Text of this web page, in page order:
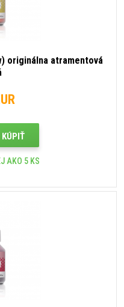
originálna atramentová
KÚPIŤ
AKO 5 KS